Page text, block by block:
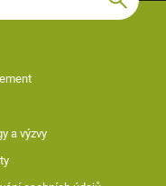
a výzvy